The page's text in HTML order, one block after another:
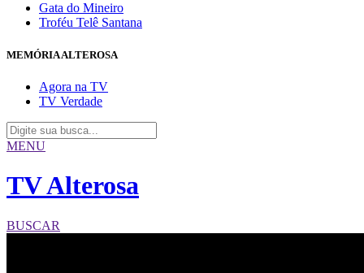
Gata do Mineiro
Troféu Telê Santana
MEMÓRIA ALTEROSA
Agora na TV
TV Verdade
MENU
TV Alterosa
BUSCAR